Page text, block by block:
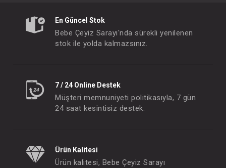
En Güncel Stok
Bebe Çeyiz Sarayı'nda sürekli yenilenen
stok ile yolda kalmazsınız.
7 / 24 Online Destek
Müşteri memnuniyeti politikasıyla, 7 gün
24 saat kesintisiz destek.
Ürün Kalitesi
Ürün kalitesi, Bebe Çeyiz Sarayı